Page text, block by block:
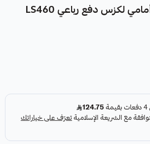
جلد مقصات أمامي لكزس دفع رباعي LS460
الجودة مصممة خصيصًا لسياراتك.